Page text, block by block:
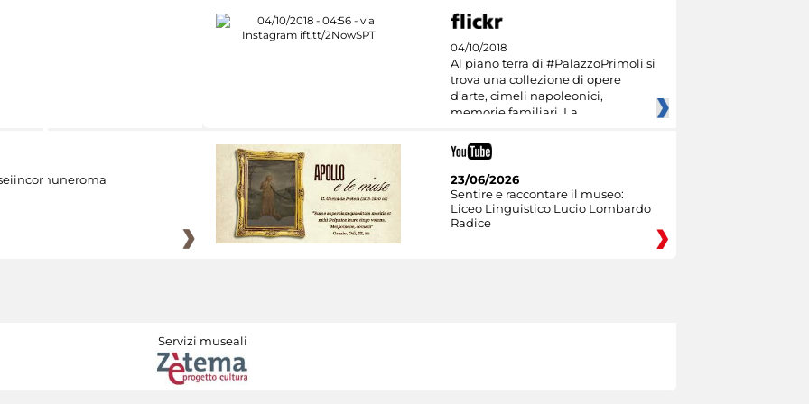
04/10/2018
Al piano terra di #PalazzoPrimoli si
trova una collezione di opere
d’arte, cimeli napoleonici,
memorie familiari. La
23/06/2026
Sentire e raccontare il museo:
Liceo Linguistico Lucio Lombardo
Radice
Servizi museali